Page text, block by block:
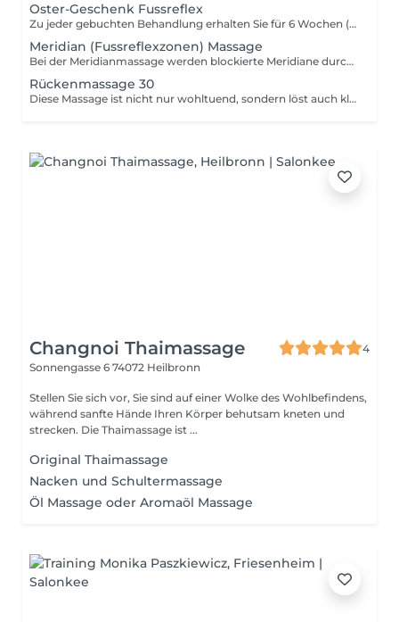
Oster-Geschenk Fussreflex
Zu jeder gebuchten Behandlung erhalten Sie für 6 Wochen (bis einschließlich 17.5.2026) eine 10-minütige Fussreflexzonenmassage kostenfrei dazu. Die Massage kann als Add-on zur Behandlung hinzu gebucht werden - auch nachträglich zu bestehenden Terminen. Gönnen Sie sich einen Moment tiefer Entspannung und starten Sie erholt in den Frühling.
Meridian (Fussreflexzonen) Massage
Bei der Meridianmassage werden blockierte Meridiane durch Drücken oder sanftes Ausstreichen stimuliert, um den natürlichen Energiefluss wieder herzustellen. Besonderes Augenmerk wird dabei auf die Trigger und Akkupunkturpunkte gelegt, die jedoch nicht mit Nadeln gestochen, sondern lediglich durch Druck angeregt werden.
Rückenmassage 30
Diese Massage ist nicht nur wohltuend, sondern löst auch kleinere Verspannungen. Sie entspannt den ganzen Körper und wirkt harmonisierend auf den Geist.
Changnoi Thaimassage
4
Sonnengasse 6 74072 Heilbronn
Stellen Sie sich vor, Sie sind auf einer Wolke des Wohlbefindens,
während sanfte Hände Ihren Körper behutsam kneten und
strecken. Die Thaimassage ist ...
Original Thaimassage
Nacken und Schultermassage
Öl Massage oder Aromaöl Massage